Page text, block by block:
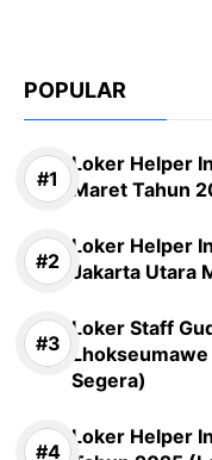
POPULAR
Loker Helper
Maret Tahun
Loker Helper
Jakarta Utara
Loker Staff
Segera)
Loker Helper